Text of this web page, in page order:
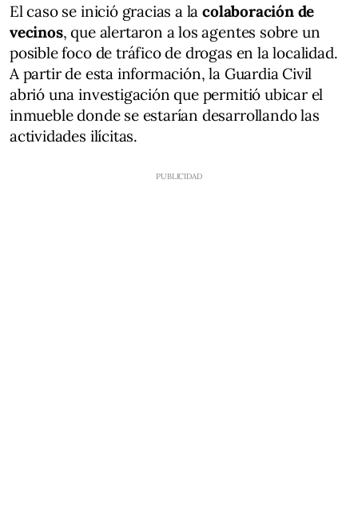
El caso se inició gracias a lacolaboración de
vecinos, que alertaron a los agentes sobre un
posible foco de tráfico de drogas en la localidad.
A partir de esta información, la Guardia Civil
abrió una investigación que permitió ubicar el
inmueble donde se estarían desarrollando las
actividades ilícitas.